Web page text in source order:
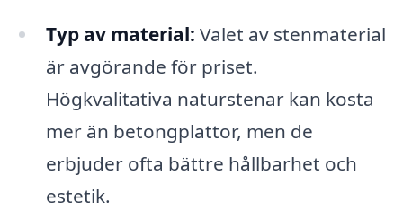
Typ av material: Valet av stenmaterial
är avgörande för priset.
Högkvalitativa naturstenar kan kosta
mer än betongplattor, men de
erbjuder ofta bättre hållbarhet och
estetik.